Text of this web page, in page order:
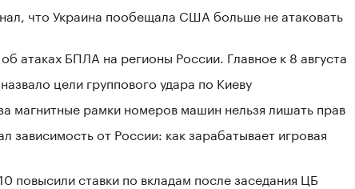
что Украина пообещала США больше не атаковать
атаках БПЛА на регионы России. Главное к 8 августа
цели группового удара по Киеву
магнитные рамки номеров машин нельзя лишать прав
зависимость от России: как зарабатывает игровая
повысили ставки по вкладам после заседания ЦБ